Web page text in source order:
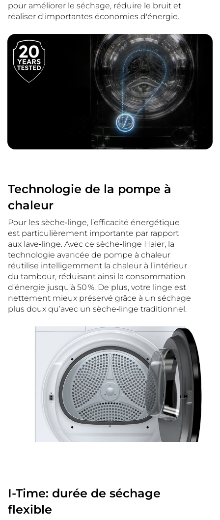
pour améliorer le séchage, réduire le bruit et
réaliser d'importantes économies d'énergie.
Technologie de la pompe à
chaleur
Pour les sèche‑linge, l’efficacité énergétique
est particulièrement importante par rapport
aux lave‑linge. Avec ce sèche‑linge Haier, la
technologie avancée de pompe à chaleur
réutilise intelligemment la chaleur à l’intérieur
du tambour, réduisant ainsi la consommation
d’énergie jusqu’à 50 %. De plus, votre linge est
nettement mieux préservé grâce à un séchage
plus doux qu’avec un sèche‑linge traditionnel.
I-Time: durée de séchage
flexible